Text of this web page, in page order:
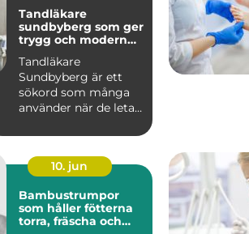
Tandläkare
sundbyberg som ger
trygg och modern
Tandläkare
Sundbyberg är ett
sökord som många
använder när de letar
personlig och ti...
10. jun
Bambustrumpor
som håller fötterna
torra, fräscha och